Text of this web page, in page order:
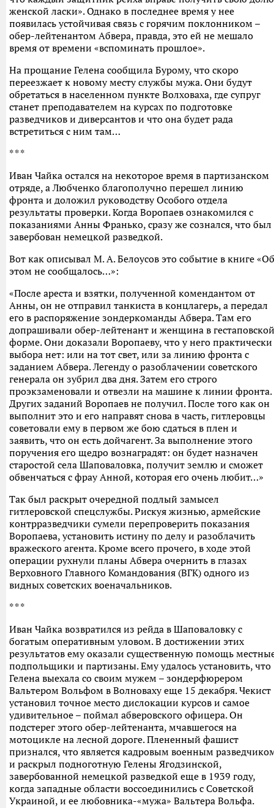
женской ласки». Однако в последнее время у нее
появилась устойчивая связь с горячим поклонником –
обер-лейтенантом Абвера, правда, это ей не мешало
время от времени «вспоминать прошлое».
На прощание Гелена сообщила Бурому, что скоро
переезжает к новому месту службы мужа. Они будут
обретаться в населенном пункте Волховаха, где супруг
станет преподавателем на курсах по подготовке
разведчиков и диверсантов и что она будет рада
встретиться с ним там…
* * *
Иван Чайка остался на некоторое время в партизанском
отряде, а Любченко благополучно перешел линию
фронта и доложил руководству Особого отдела
результаты проверки. Когда Воропаев ознакомился с
показаниями Анны Франько, сразу же сознался, что был
завербован немецкой разведкой.
Вот как описывал М. А. Белоусов это событие в книге «Об
этом не сообщалось…»:
«После ареста и взятки, полученной комендантом от
Анны, он не отправил танкиста в концлагерь, а передал
его в распоряжение зондеркоманды Абвера. Там его
допрашивали обер-лейтенант и женщина в гестаповской
форме. Они доказали Воропаеву, что у него практически
выбора нет: или на тот свет, или за линию фронта с
заданием Абвера. Легенду о разоблачении советского
генерала он зубрил два дня. Затем его строго
проэкзаменовали и отвезли на машине к линии фронта.
Других заданий Воропаев не получил. После того как он
выполнит это и его направят снова в часть, гитлеровцы
советовали ему в первом же бою сдаться в плен и
заявить, что он есть дойчагент. За выполнение этого
поручения его щедро вознаградят: он будет назначен
старостой села Шаповаловка, получит землю и сможет
обвенчаться с фрау Анной, которая его очень любит…»
Так был раскрыт очередной подлый замысел
гитлеровской спецслужбы. Рискуя жизнью, армейские
контрразведчики сумели перепроверить показания
Воропаева, установить истину по делу и разоблачить
вражеского агента. Кроме всего прочего, в ходе этой
операции рухнули планы Абвера очернить в глазах
Верховного Главного Командования (ВГК) одного из
видных советских военачальников.
* * *
Иван Чайка возвратился из рейда в Шаповаловку с
богатым оперативным уловом. В достижении этих
результатов ему оказали существенную помощь
подпольщики и партизаны. Ему удалось установить, что
Гелена выехала со своим мужем – зондерфюрером
Вальтером Вольфом в Волноваху еще 15 декабря. Чекист
установил точное место дислокации курсов и самое
удивительное – поймал абверовского офицера. Он
подстерег этого обер-лейтенанта, мчавшегося на
мотоцикле на лесной дороге. Плененный фашист
признался, что является кадровым военным
и раскрыл подноготную Гелены Ягодзинской,
завербованной немецкой разведкой еще в 1939 году,
когда западные области воссоединились с Советской
Украиной, и ее любовника-«мужа» Вальтера Вольфа.